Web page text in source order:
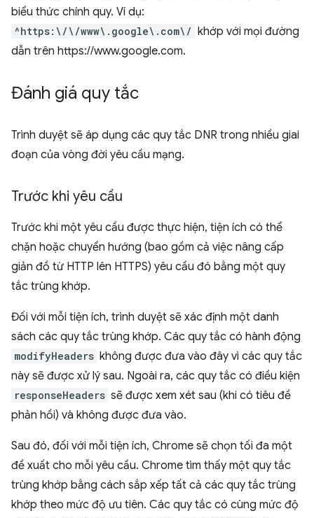
biểu thức chính quy. Ví dụ:
^https:\/\/www\.google\.com\/ khớp với mọi đường
dẫn trên https://www.google.com.
Đánh giá quy tắc
Trình duyệt sẽ áp dụng các quy tắc DNR trong nhiều giai
đoạn của vòng đời yêu cầu mạng.
Trước khi yêu cầu
Trước khi một yêu cầu được thực hiện, tiện ích có thể
chặn hoặc chuyển hướng (bao gồm cả việc nâng cấp
giản đồ từ HTTP lên HTTPS) yêu cầu đó bằng một quy
tắc trùng khớp.
Đối với mỗi tiện ích, trình duyệt sẽ xác định một danh
sách các quy tắc trùng khớp. Các quy tắc có hành động
modifyHeaders không được đưa vào đây vì các quy tắc
này sẽ được xử lý sau. Ngoài ra, các quy tắc có điều kiện
responseHeaders sẽ được xem xét sau (khi có tiêu đề
phản hồi) và không được đưa vào.
Sau đó, đối với mỗi tiện ích, Chrome sẽ chọn tối đa một
đề xuất cho mỗi yêu cầu. Chrome tìm thấy một quy tắc
trùng khớp bằng cách sắp xếp tất cả các quy tắc trùng
khớp theo mức độ ưu tiên. Các quy tắc có cùng mức độ